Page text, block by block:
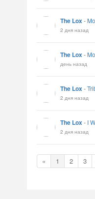
The Lox-
2 дня назад
The Lox-
день назад
The Lox-
2 дня назад
The Lox- I
2 дня назад
« 1 2 3